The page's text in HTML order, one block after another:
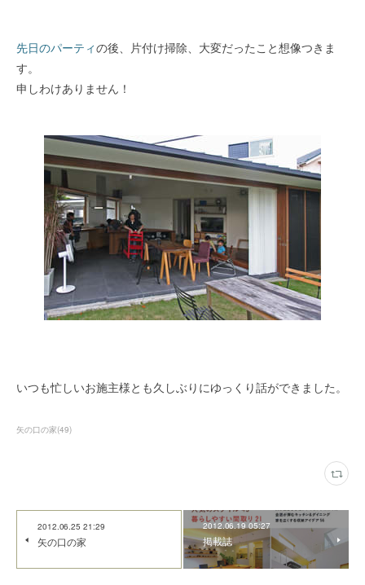
先日のパーティの後、片付け掃除、大変だったこと想像つきま
す。
申しわけありません！
いつも忙しいお施主様とも久しぶりにゆっくり話ができました。
矢の口の家(49)
2012.06.25 21:29
矢の口の家
2012.06.19 05:27
掲載誌